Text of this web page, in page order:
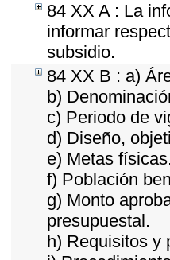
84 XX A : La
informar
subsidio.
84 XX B : a)
b)
c) Periodo de
d) Diseño,
e) Metas
f) Población
g) Monto
presupuestal.
h) Requisitos y